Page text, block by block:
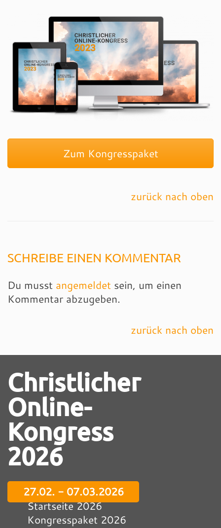
Zum Kongresspaket
zurück nach oben
SCHREIBE EINEN KOMMENTAR
Du musst angemeldet sein, um einen
Kommentar abzugeben.
zurück nach oben
Christlicher
Online-
Kongress
2026
27.02. - 07.03.2026
Startseite 2026
Kongresspaket 2026